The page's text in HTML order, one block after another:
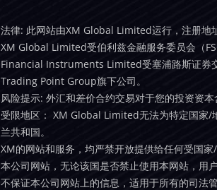
法律: 此网站由XM Global Limited运行，注册
XM Global Limited受伯利兹金融服务委员会（
Financial Instruments Limited受塞浦路斯证券
Trading Point Group旗下公司。
风险提示: 外汇和差价合约交易对于您的投资资
受限地区： XM Global Limited无法为特定国家/
兰共和国。
XM的网站和服务，均严禁开放提供给任何受国
本公司网站，无论该国是否禁止使用本网站，用
不保证本公司网站上的信息，适用于所有的司法